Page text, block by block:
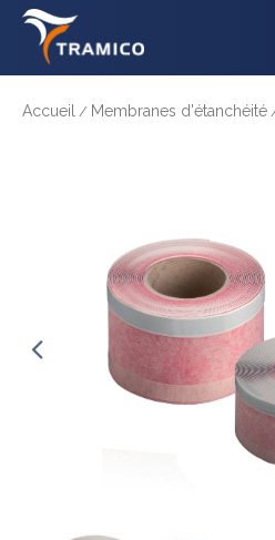
Accueil / Membranes d'étanchéité